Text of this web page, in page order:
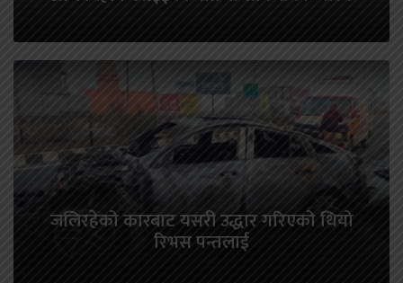
जलिरहेको कारबाट यसरी उद्धार गरिएको थियो
रिभस पन्तलाई